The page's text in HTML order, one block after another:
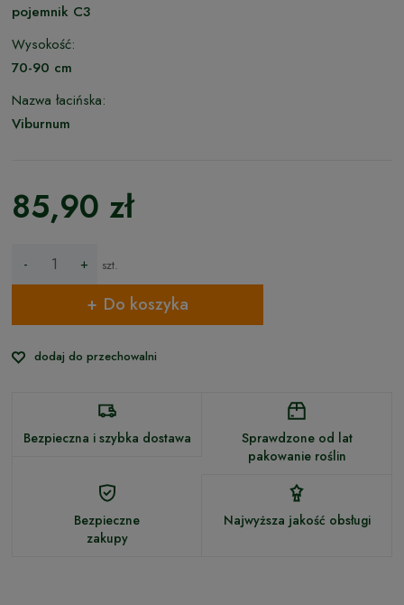
pojemnik C3
Wysokość:
70-90 cm
Nazwa łacińska:
Viburnum
85,90 zł
- + szt.
Do koszyka
dodaj do przechowalni
Bezpieczna i szybka dostawa
Sprawdzone od lat
pakowanie roślin
Bezpieczne
zakupy
Najwyższa jakość obsługi